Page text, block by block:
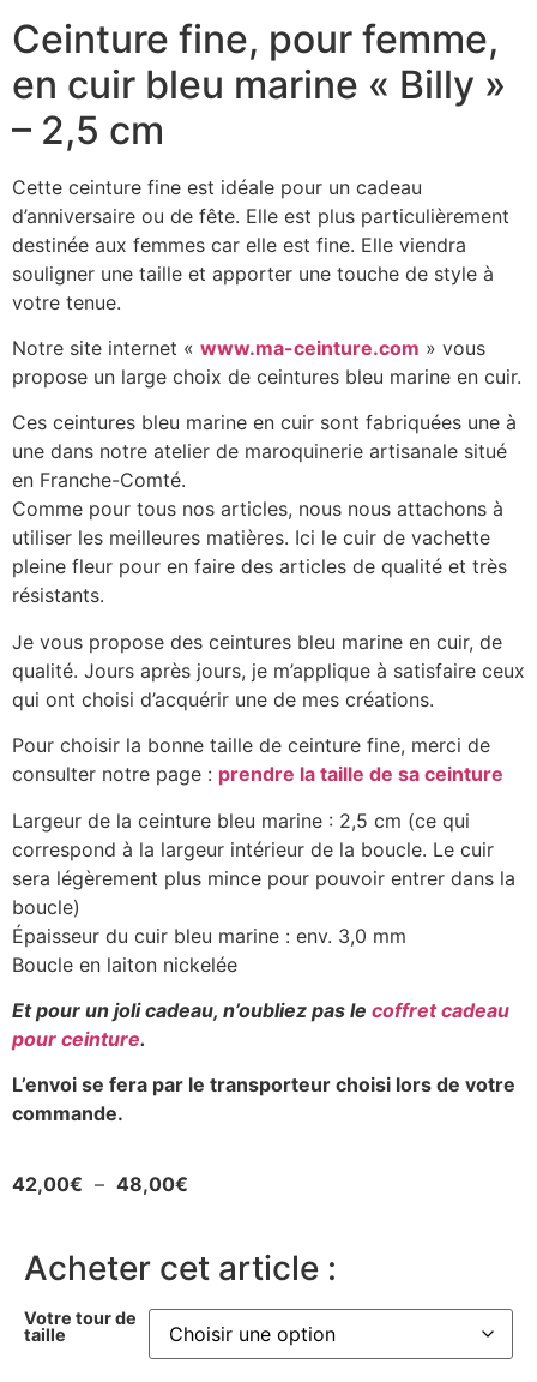
Ceinture fine, pour femme,
en cuir bleu marine « Billy »
– 2,5 cm
Cette ceinture fine est idéale pour un cadeau
d’anniversaire ou de fête. Elle est plus particulièrement
destinée aux femmes car elle est fine. Elle viendra
souligner une taille et apporter une touche de style à
votre tenue.
Notre site internet « www.ma-ceinture.com » vous
propose un large choix de ceintures bleu marine en cuir.
Ces ceintures bleu marine en cuir sont fabriquées une à
une dans notre atelier de maroquinerie artisanale situé
en Franche-Comté.
Comme pour tous nos articles, nous nous attachons à
utiliser les meilleures matières. Ici le cuir de vachette
pleine fleur pour en faire des articles de qualité et très
résistants.
Je vous propose des ceintures bleu marine en cuir, de
qualité. Jours après jours, je m’applique à satisfaire ceux
qui ont choisi d’acquérir une de mes créations.
Pour choisir la bonne taille de ceinture fine, merci de
consulter notre page : prendre la taille de sa ceinture
Largeur de la ceinture bleu marine : 2,5 cm (ce qui
correspond à la largeur intérieur de la boucle. Le cuir
sera légèrement plus mince pour pouvoir entrer dans la
boucle)
Épaisseur du cuir bleu marine : env. 3,0 mm
Boucle en laiton nickelée
Et pour un joli cadeau, n’oubliez pas le coffret cadeau
pour ceinture.
L’envoi se fera par le transporteur choisi lors de votre
commande.
42,00€ – 48,00€
Acheter cet article :
Votre tour de
taille